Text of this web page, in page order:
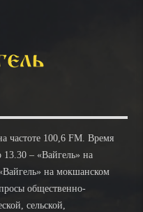
частоте 100,6 FM. Время
– «Вайгель» на
на мокшанском
общественно-
сельской,